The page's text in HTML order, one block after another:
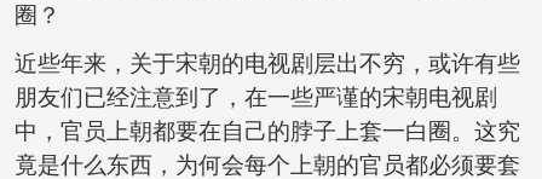
圈？
近些年来，关于宋朝的电视剧层出不穷，或许有些
朋友们已经注意到了，在一些严谨的宋朝电视剧
中，官员上朝都要在自己的脖子上套一白圈。这究
竟是什么东西，为何会每个上朝的官员都必须要套